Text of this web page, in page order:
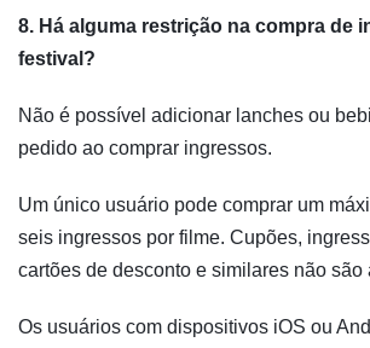
8. Há alguma restrição na compra de
festival?
Não é possível adicionar lanches ou
pedido ao comprar ingressos.
Um único usuário pode comprar um
seis ingressos por filme. Cupões,
cartões de desconto e similares não são
Os usuários com dispositivos iOS ou